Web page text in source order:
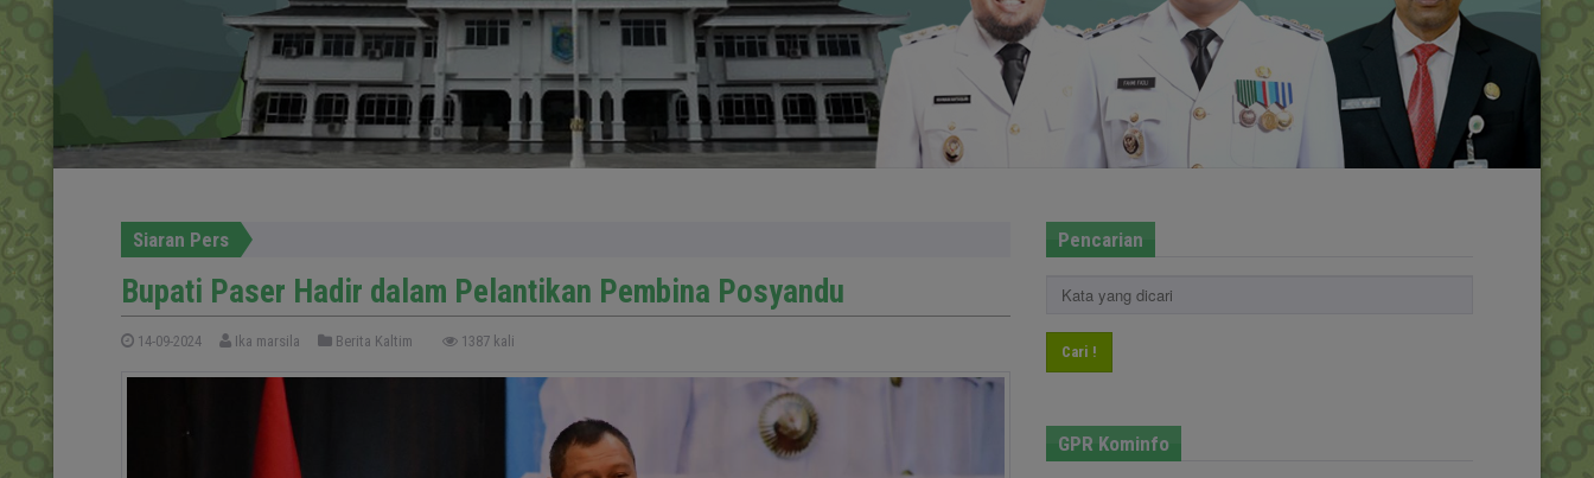
Siaran Pers
Bupati Paser Hadir dalam Pelantikan Pembina Posyandu
14-09-2024 Ika marsila Berita Kaltim 1387 kali
Pencarian
Cari !
GPR Kominfo